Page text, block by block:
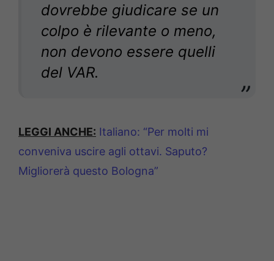
dovrebbe giudicare se un
colpo è rilevante o meno,
non devono essere quelli
del VAR.
LEGGI ANCHE: Italiano: “Per molti mi
conveniva uscire agli ottavi. Saputo?
Migliorerà questo Bologna”